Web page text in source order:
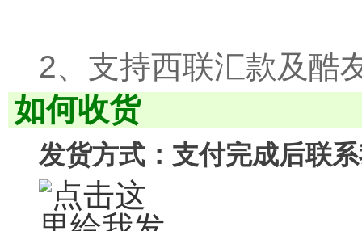
2、支持西联汇款及酷
如何收货
发货方式：支付完成后联